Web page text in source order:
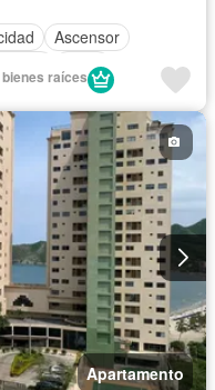
Ascensor
Agua
raíces
Apartamento